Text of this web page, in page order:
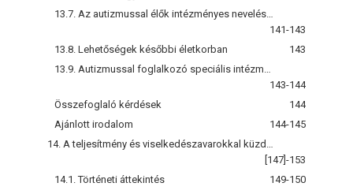
141-143
13.8. Lehetőségek későbbi életkorban
143
143-144
Összefoglaló kérdések
144
Ajánlott irodalom
144-145
[147]-153
14.1. Történeti áttekintés
149-150